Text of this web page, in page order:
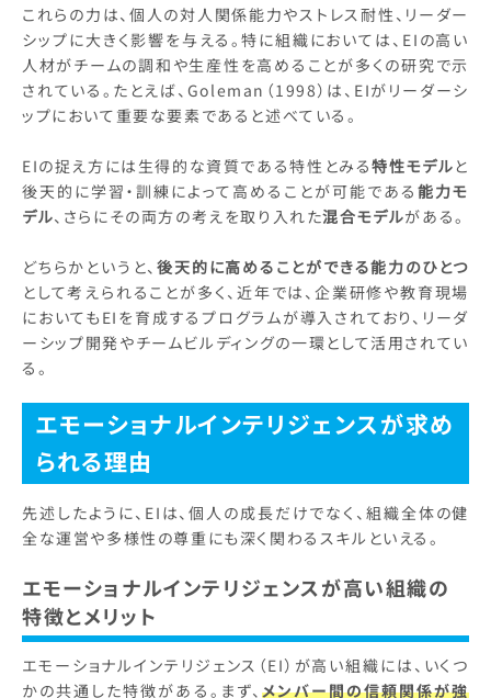
これらの力は、個人の対人関係能力やストレス耐性、リーダー
シップに大きく影響を与える。特に組織においては、EIの高い
人材がチームの調和や生産性を高めることが多くの研究で示
されている。たとえば、Goleman（1998）は、EIがリーダーシ
ップにおいて重要な要素であると述べている。
EIの捉え方には生得的な資質である特性とみる特性モデルと
後天的に学習・訓練によって高めることが可能である能力モ
デル、さらにその両方の考えを取り入れた混合モデルがある。
どちらかというと、後天的に高めることができる能力のひとつ
として考えられることが多く、近年では、企業研修や教育現場
においてもEIを育成するプログラムが導入されており、リーダ
ーシップ開発やチームビルディングの一環として活用されてい
る。
エモーショナルインテリジェンスが求め
られる理由
先述したように、EIは、個人の成長だけでなく、組織全体の健
全な運営や多様性の尊重にも深く関わるスキルといえる。
エモーショナルインテリジェンスが高い組織の
特徴とメリット
エモーショナルインテリジェンス（EI）が高い組織には、いくつ
かの共通した特徴がある。まず、 メンバー間の信頼関係が強